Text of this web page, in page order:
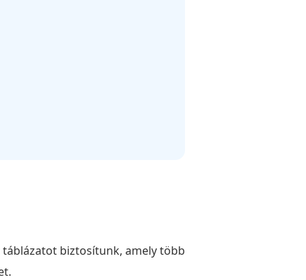
biztosítunk, amely több